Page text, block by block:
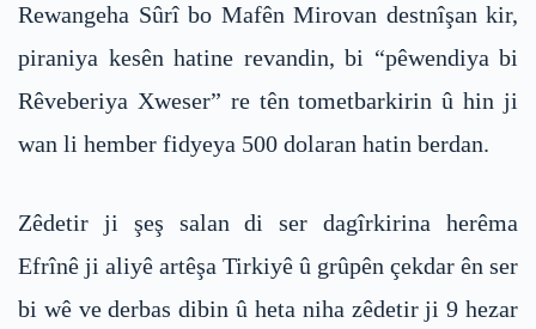
Rewangeha Sûrî bo Mafên Mirovan destnîşan kir,
piraniya kesên hatine revandin, bi “pêwendiya bi
Rêveberiya Xweser” re tên tometbarkirin û hin ji
wan li hember fidyeya 500 dolaran hatin berdan.
Zêdetir ji şeş salan di ser dagîrkirina herêma
Efrînê ji aliyê artêşa Tirkiyê û grûpên çekdar ên ser
bi wê ve derbas dibin û heta niha zêdetir ji 9 hezar